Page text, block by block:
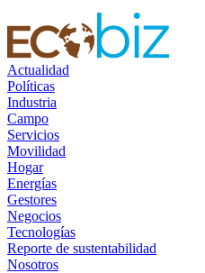
Actualidad
Políticas
Industria
Campo
Servicios
Movilidad
Hogar
Energías
Gestores
Negocios
Tecnologías
Reporte de sustentabilidad
Nosotros